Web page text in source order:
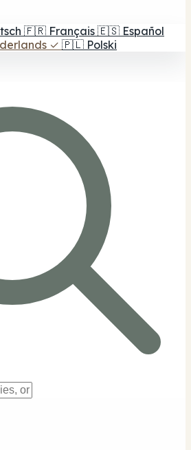
🇫🇷 Français 🇪🇸 Español
✓ 🇵🇱 Polski